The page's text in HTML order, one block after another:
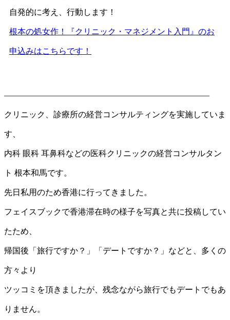
自発的に考え、行動します！
根本の処女作！『クリニック・マネジメント入門』のお
申込みはこちらです！
—————————————————————————
クリニック、診療所の経営コンサルティングを実施していま
す、
内科 眼科 耳鼻科などの医科クリニックの経営コンサルタン
ト 根本和馬です。
先日私用のため香港に行ってきました。
フェイスブックで香港滞在時の様子を写真と共に投稿してい
たため、
帰国後「旅行ですか？」「デートですか？」などと、多くの
方々より
ツッコミを頂きましたが、残念ながら旅行でもデートでもあ
りません。